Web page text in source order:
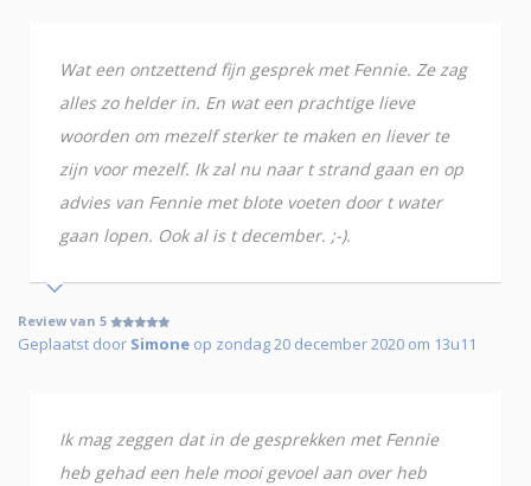
Wat een ontzettend fijn gesprek met Fennie. Ze zag
alles zo helder in. En wat een prachtige lieve
woorden om mezelf sterker te maken en liever te
zijn voor mezelf. Ik zal nu naar t strand gaan en op
advies van Fennie met blote voeten door t water
gaan lopen. Ook al is t december. ;-).
Review van 5
Geplaatst door Simone op zondag 20 december 2020 om 13u11
Ik mag zeggen dat in de gesprekken met Fennie
heb gehad een hele mooi gevoel aan over heb